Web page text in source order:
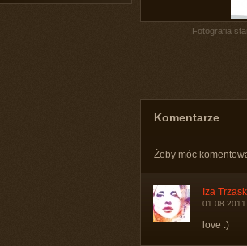
Fotografia
Komentarze
Żeby móc
Iza
love :)